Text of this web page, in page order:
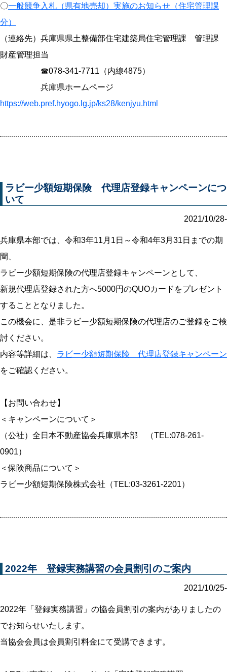
〇一般競争入札（県有地売却）実施のお知らせ（住宅管理課
分）
（連絡先）兵庫県県土整備部住宅建築局住宅管理課 管理課
財産管理担当
☎078-341-7711（内線4875）
兵庫県ホームページ
https://web.pref.hyogo.lg.jp/ks28/kenjyu.html
ラビー少額短期保険 代理店登録キャンペーンにつ
いて
2021/10/28-
兵庫県本部では、令和3年11月1日～令和4年3月31日までの期
間、
ラビー少額短期保険の代理店登録キャンペーンとして、
新規代理店登録された方へ5000円のQUOカードをプレゼント
することとなりました。
この機会に、是非ラビー少額短期保険の代理店のご登録をご検
討ください。
内容等詳細は、 ラビー少額短期保険 代理店登録キャンペーン
をご確認ください。
【お問い合わせ】
＜キャンペーンについて＞
（公社）全日本不動産協会兵庫県本部 （TEL:078-261-
0901）
＜保険商品について＞
ラビー少額短期保険株式会社（TEL:03-3261-2201）
2022年 登録実務講習の会員割引のご案内
2021/10/25-
2022年「登録実務講習」の協会員割引の案内がありましたの
でお知らせいたします。
当協会会員は会員割引料金にて受講できます。